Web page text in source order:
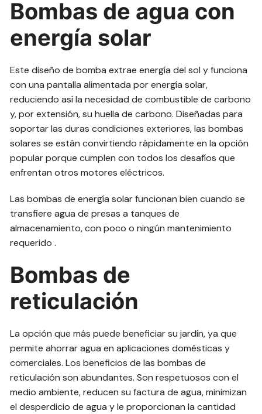
Bombas de agua con
energía solar
Este diseño de bomba extrae energía del sol y funciona
con una pantalla alimentada por energía solar,
reduciendo así la necesidad de combustible de carbono
y, por extensión, su huella de carbono. Diseñadas para
soportar las duras condiciones exteriores, las bombas
solares se están convirtiendo rápidamente en la opción
popular porque cumplen con todos los desafíos que
enfrentan otros motores eléctricos.
Las bombas de energía solar funcionan bien cuando se
transfiere agua de presas a tanques de
almacenamiento, con poco o ningún mantenimiento
requerido .
Bombas de
reticulación
La opción que más puede beneficiar su jardín, ya que
permite ahorrar agua en aplicaciones domésticas y
comerciales. Los beneficios de las bombas de
reticulación son abundantes. Son respetuosos con el
medio ambiente, reducen su factura de agua, minimizan
el desperdicio de agua y le proporcionan la cantidad